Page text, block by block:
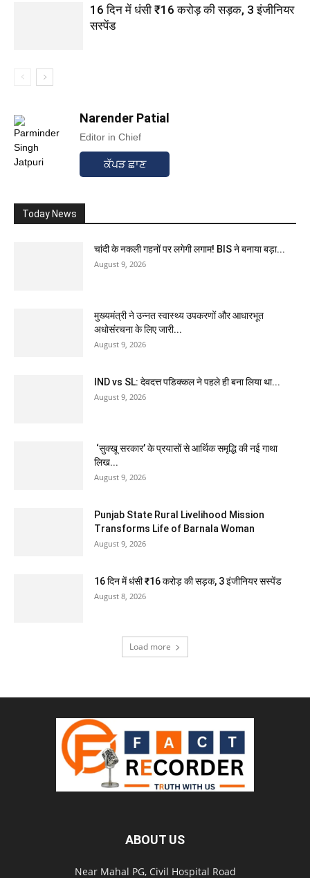
16 दिन में धंसी ₹16 करोड़ की सड़क, 3 इंजीनियर
सस्पेंड
Narender Patial
Editor in Chief
ਕੱਪੜ ਛਾਣ
Today News
चांदी के नकली गहनों पर लगेगी लगाम! BIS ने बनाया बड़ा...
August 9, 2026
मुख्यमंत्री ने उन्नत स्वास्थ्य उपकरणों और आधारभूत
अधोसंरचना के लिए जारी...
August 9, 2026
IND vs SL: देवदत्त पडिक्कल ने पहले ही बना लिया था...
August 9, 2026
‘सुक्खू सरकार’ के प्रयासों से आर्थिक समृद्धि की नई गाथा
लिख...
August 9, 2026
Punjab State Rural Livelihood Mission
Transforms Life of Barnala Woman
August 9, 2026
16 दिन में धंसी ₹16 करोड़ की सड़क, 3 इंजीनियर सस्पेंड
August 8, 2026
Load more
ABOUT US
Near Mahal PG, Civil Hospital Road